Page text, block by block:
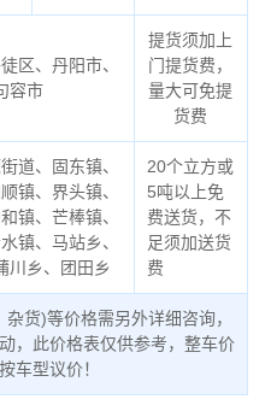
区、丹阳市、
容市
提货须加上
门提货费，
量大可免提
货费
道、固东镇、
镇、界头镇、
镇、芒棒镇、
镇、马站乡、
川乡、团田乡
20个立方或
5吨以上免
费送货，不
足须加送货
费
货)等价格需另外详细咨询，
，此价格表仅供参考，整车价
车型议价！